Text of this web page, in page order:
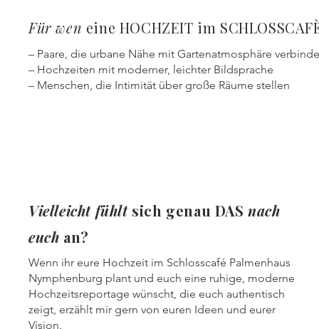
Für wen eine HOCHZEIT im
– Paare, die urbane Nähe mit Gartenatmosphäre
– Hochzeiten mit moderner, leichter Bildsprache
– Menschen, die Intimität über große Räume stellen
Vielleicht fühlt sich genau DASnach
euch an?
Wenn ihr eure Hochzeit im Schlosscafé Palmenhaus
Nymphenburg plant und euch eine ruhige, moderne
Hochzeitsreportage wünscht, die euch authentisch
zeigt, erzählt mir gern von euren Ideen und eurer
Vision.